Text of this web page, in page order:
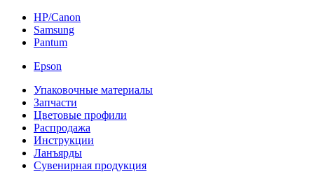
HP/Canon
Samsung
Pantum
Epson
Упаковочные материалы
Запчасти
Цветовые профили
Распродажа
Инструкции
Ланъярды
Сувенирная продукция